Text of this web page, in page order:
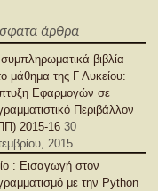
άρθρα
βιβλία
μάθημα της Γ Λυκείου:
Εφαρμογών σε
Περιβάλλον
2015-16 30
2015
: Εισαγωγή στον
με την Python